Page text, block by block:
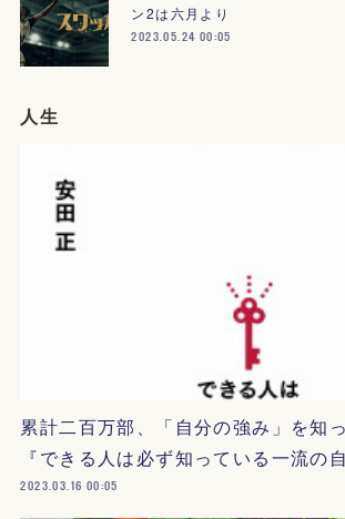
ン2は六月より
2023.05.24 00:05
人生
累計二百万部、「自分の強み」を知
『できる人は必ず知っている一流の
2023.03.16 00:05